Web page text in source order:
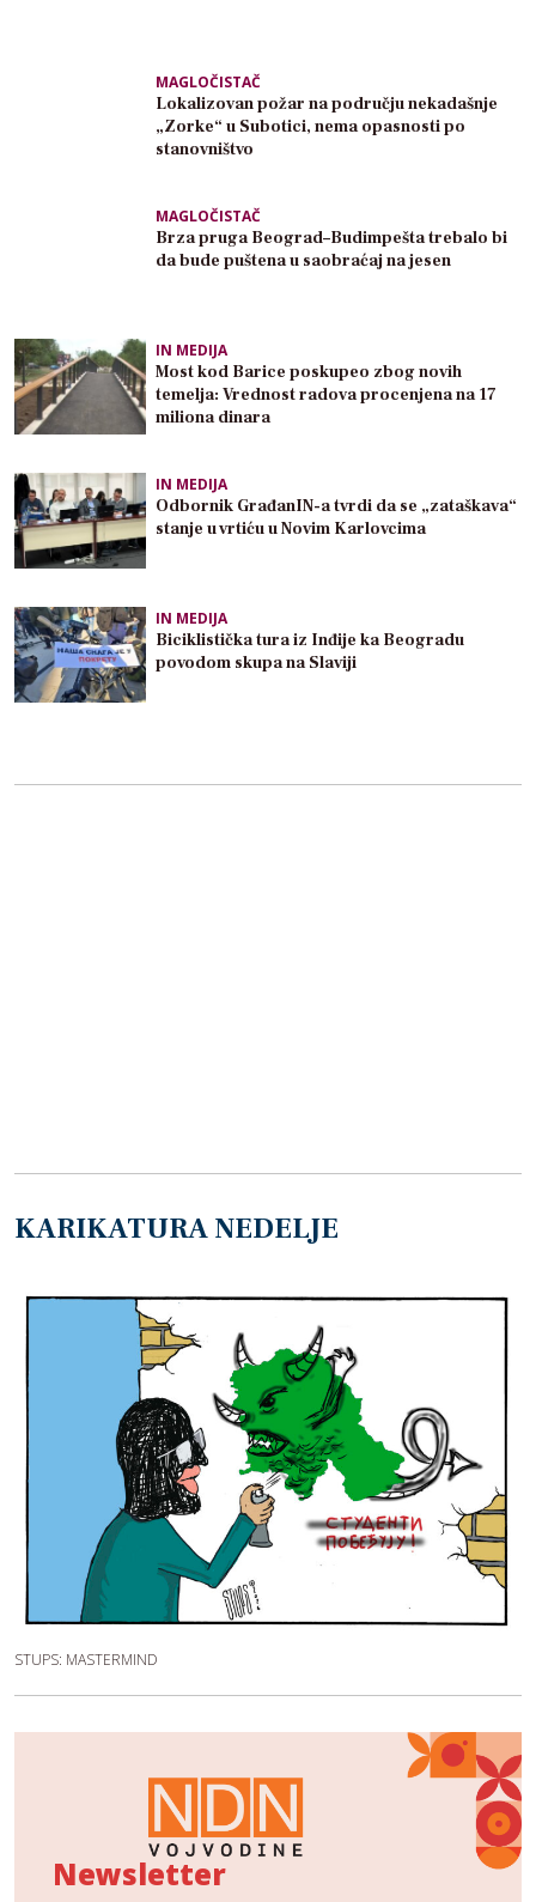
MAGLOČISTAČ
Lokalizovan požar na području nekadašnje
„Zorke“ u Subotici, nema opasnosti po
stanovništvo
MAGLOČISTAČ
Brza pruga Beograd–Budimpešta trebalo bi
da bude puštena u saobraćaj na jesen
IN MEDIJA
Most kod Barice poskupeo zbog novih
temelja: Vrednost radova procenjena na 17
miliona dinara
IN MEDIJA
Odbornik GrađanIN-a tvrdi da se „zataškava“
stanje u vrtiću u Novim Karlovcima
IN MEDIJA
Biciklistička tura iz Inđije ka Beogradu
povodom skupa na Slaviji
KARIKATURA NEDELJE
STUPS: MASTERMIND
Newsletter